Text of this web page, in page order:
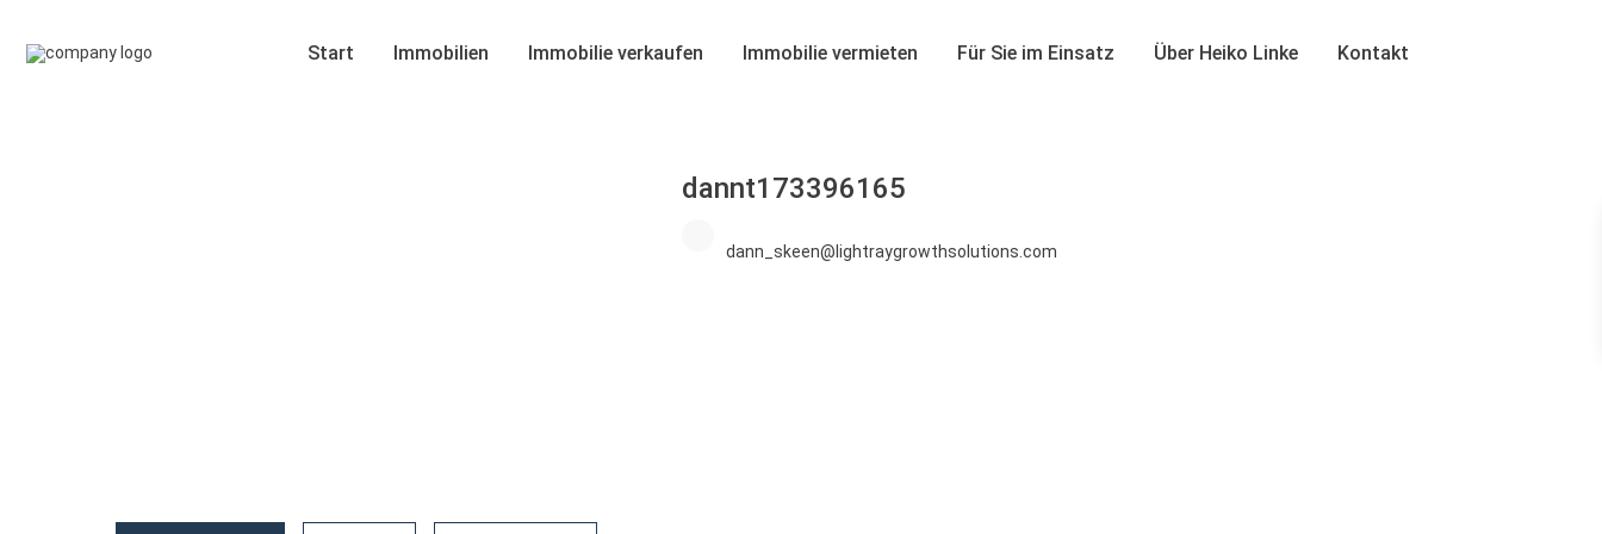
Start Immobilien Immobilie verkaufen Immobilie vermieten Für Sie im Einsatz Über Heiko Linke Kontakt
dannt173396165
dann_skeen@lightraygrowthsolutions.com